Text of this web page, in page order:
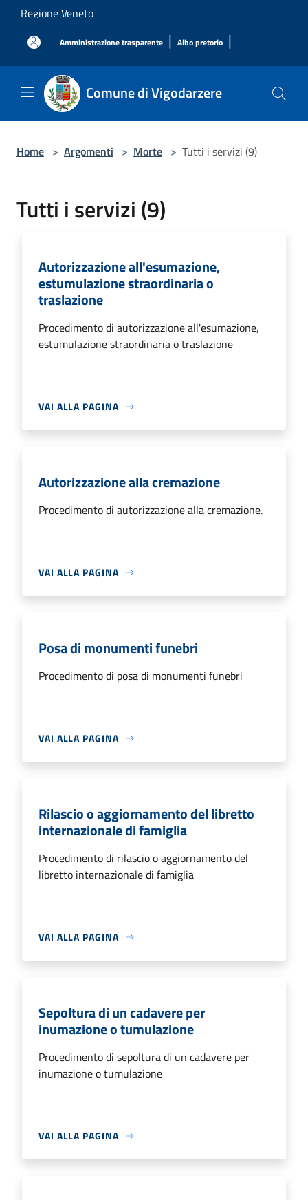
Salta al contenuto principale
Regione Veneto
Amministrazione trasparente | Albo pretorio |
Comune di Vigodarzere
Home > Argomenti > Morte > Tutti i servizi (9)
Tutti i servizi (9)
Autorizzazione all'esumazione,
estumulazione straordinaria o
traslazione
Procedimento di autorizzazione all'esumazione,
estumulazione straordinaria o traslazione
VAI ALLA PAGINA
Autorizzazione alla cremazione
Procedimento di autorizzazione alla cremazione.
VAI ALLA PAGINA
Posa di monumenti funebri
Procedimento di posa di monumenti funebri
VAI ALLA PAGINA
Rilascio o aggiornamento del libretto
internazionale di famiglia
Procedimento di rilascio o aggiornamento del
libretto internazionale di famiglia
VAI ALLA PAGINA
Sepoltura di un cadavere per
inumazione o tumulazione
Procedimento di sepoltura di un cadavere per
inumazione o tumulazione
VAI ALLA PAGINA